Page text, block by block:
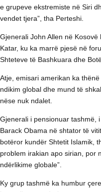
e grupeve ekstremiste në Siri
vendet tjera”, tha Perteshi.
Gjenerali John Allen në
Katar, ku ka marrë pjesë në
Shteteve të Bashkuara dhe
Atje, emisari amerikan ka
ndikim global dhe mund të
nëse nuk ndalet.
Gjenerali i pensionuar tashmë,
Barack Obama në shtator të
botëror kundër Shtetit Islamik,
problem irakian apo sirian, por
ndërlikime globale”.
Ky grup tashmë ka humbur